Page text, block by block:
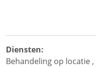
Diensten:
Behandeling op locatie ,